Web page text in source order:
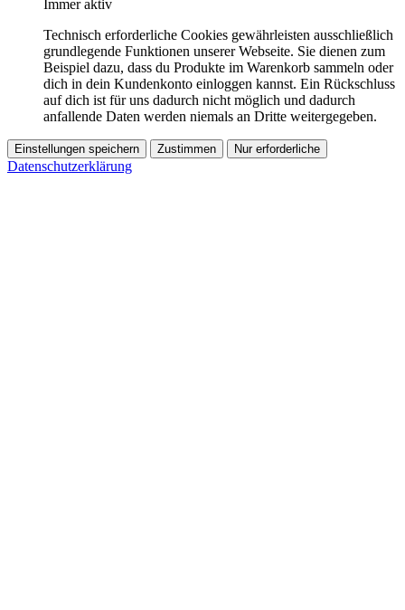
Immer aktiv
Technisch erforderliche Cookies gewährleisten ausschließlich
grundlegende Funktionen unserer Webseite. Sie dienen zum
Beispiel dazu, dass du Produkte im Warenkorb sammeln oder
dich in dein Kundenkonto einloggen kannst. Ein Rückschluss
auf dich ist für uns dadurch nicht möglich und dadurch
anfallende Daten werden niemals an Dritte weitergegeben.
Einstellungen speichern Zustimmen Nur erforderliche
Datenschutzerklärung